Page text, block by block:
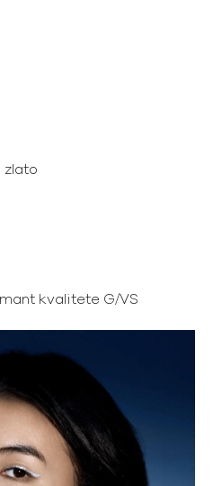
zlato
kvalitete G/VS